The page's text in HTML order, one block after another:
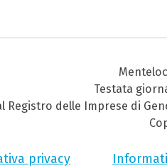
Testata
Registro delle Imprese di
privacy